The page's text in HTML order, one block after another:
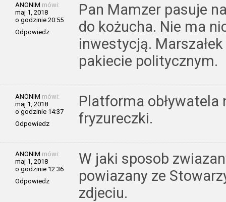
ANONIM mówi:
maj 1, 2018
o godzinie 20:55
Odpowiedz
Pan Mamzer pasuje
do kożucha. Nie ma
inwestycją.
pakiecie politycznym.
ANONIM mówi:
maj 1, 2018
o godzinie 14:37
Odpowiedz
Platforma obływatela
fryzureczki.
ANONIM mówi:
maj 1, 2018
o godzinie 12:36
Odpowiedz
W jaki sposob
powiazany ze
zdjeciu.